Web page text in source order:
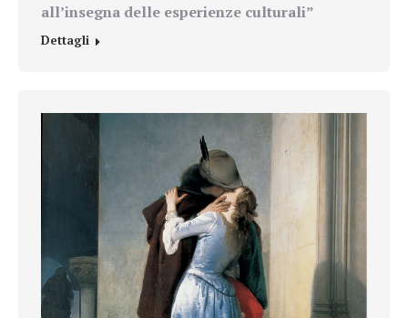
all’insegna delle esperienze culturali”
Dettagli